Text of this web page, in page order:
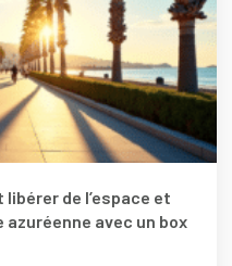
de l’espace et
avec un box